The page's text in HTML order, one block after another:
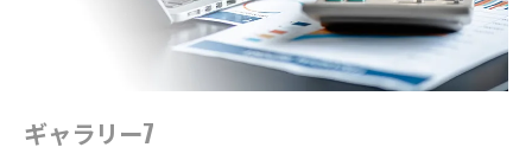
ギャラリー7